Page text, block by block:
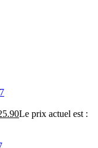
Le prix actuel est :